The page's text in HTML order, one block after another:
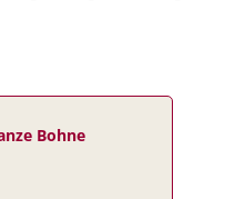
Bohne